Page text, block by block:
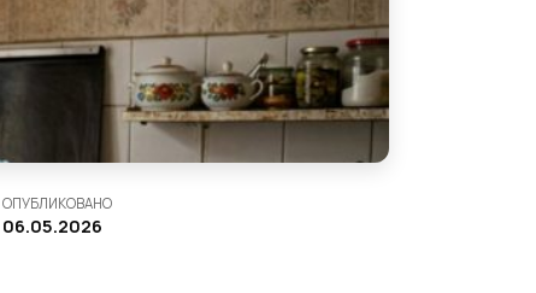
ОПУБЛИКОВАНО
06.05.2026